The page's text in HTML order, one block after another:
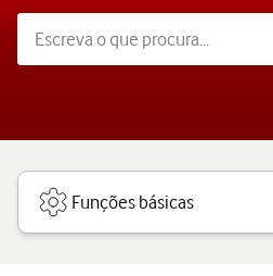
Funções básicas